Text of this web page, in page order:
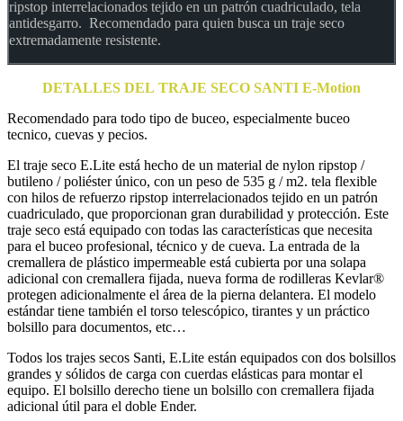
ripstop interrelacionados tejido en un patrón cuadriculado, tela
antidesgarro. Recomendado para quien busca un traje seco
extremadamente resistente.
DETALLES DEL TRAJE SECO SANTI E-Motion
Recomendado para todo tipo de buceo, especialmente buceo
tecnico, cuevas y pecios.
El traje seco E.Lite está hecho de un material de nylon ripstop /
butileno / poliéster único, con un peso de 535 g / m2. tela flexible
con hilos de refuerzo ripstop interrelacionados tejido en un patrón
cuadriculado, que proporcionan gran durabilidad y protección. Este
traje seco está equipado con todas las características que necesita
para el buceo profesional, técnico y de cueva. La entrada de la
cremallera de plástico impermeable está cubierta por una solapa
adicional con cremallera fijada, nueva forma de rodilleras Kevlar®
protegen adicionalmente el área de la pierna delantera. El modelo
estándar tiene también el torso telescópico, tirantes y un práctico
bolsillo para documentos, etc…
Todos los trajes secos Santi, E.Lite están equipados con dos bolsillos
grandes y sólidos de carga con cuerdas elásticas para montar el
equipo. El bolsillo derecho tiene un bolsillo con cremallera fijada
adicional útil para el doble Ender.